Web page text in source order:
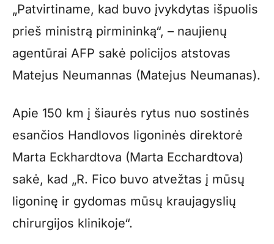
„Patvirtiname, kad buvo įvykdytas išpuolis
prieš ministrą pirmininką“, – naujienų
agentūrai AFP sakė policijos atstovas
Matejus Neumannas (Matejus Neumanas).
Apie 150 km į šiaurės rytus nuo sostinės
esančios Handlovos ligoninės direktorė
Marta Eckhardtova (Marta Ecchardtova)
sakė, kad „R. Fico buvo atvežtas į mūsų
ligoninę ir gydomas mūsų kraujagyslių
chirurgijos klinikoje“.